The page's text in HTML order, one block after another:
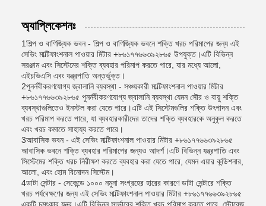
অ্যাপ্লিকেশনঃ
1শিল্প ও বাণিজ্যিক ভবন - শিল্প ও বাণিজ্যিক ভবনে শক্তি খরচ পরিমাপের জন্য এই
সেভিং মাল্টিফাংশনাল পাওয়ার মিটার +৮৬১৭৭৬৬৩৯২৮৬৫ উপযুক্ত।এটি বিভিন্ন
সরঞ্জাম এবং সিস্টেমের শক্তি ব্যবহার পরিমাপ করতে পারে, যার মধ্যে আলো,
এইচভিএসি এবং যন্ত্রপাতি অন্তর্ভুক্ত।
2পুনর্নবীকরণযোগ্য জ্বালানি ব্যবস্থা - সঞ্চয়কারী মাল্টিফাংশনাল পাওয়ার মিটার
+৮৬১৭৭৬৬৩৯২৮৬৫ পুনর্নবীকরণযোগ্য জ্বালানি ব্যবস্থা যেমন সৌর ও বায়ু শক্তি
ব্যবস্থাগুলিতেও ইনস্টল করা যেতে পারে।এটি এই সিস্টেমগুলির শক্তি উৎপাদন এবং
খরচ পরিমাপ করতে পারে, যা ব্যবহারকারীদের তাদের শক্তি ব্যবহারকে অনুকূল করতে
এবং খরচ কমাতে সাহায্য করতে পারে।
3আবাসিক ভবন - এই সেভিং মাল্টিফাংশনাল পাওয়ার মিটার +৮৬১৭৭৬৬৩৯২৮৬৫
আবাসিক ভবনে শক্তি ব্যবহার পরিমাপের জন্যও আদর্শ।এটি বিভিন্ন যন্ত্রপাতি এবং
সিস্টেমের শক্তি খরচ নিরীক্ষণ করতে ব্যবহার করা যেতে পারে, যেমন এয়ার কন্ডিশনার,
আলো, এবং হোম বিনোদন সিস্টেম।
4ডাটা সেন্টার - সেকেন্ডে ১০০০ নমুনা সংগ্রহের হারের কারণে ডাটা সেন্টারে শক্তি
খরচ পর্যবেক্ষণের জন্য এই সেভিং মাল্টিফাংশনাল পাওয়ার মিটার +৮৬১৭৭৬৬৩৯২৮৬৫